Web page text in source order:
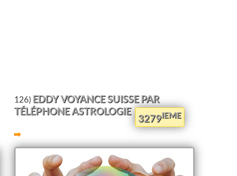
126) EDDY VOYANCE SUISSE PAR
TÉLÉPHONE ASTROLOGIE
3279IEME